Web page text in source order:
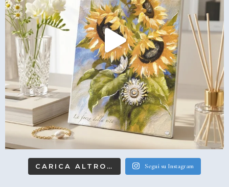
CARICA ALTRO… Segui su Instagram